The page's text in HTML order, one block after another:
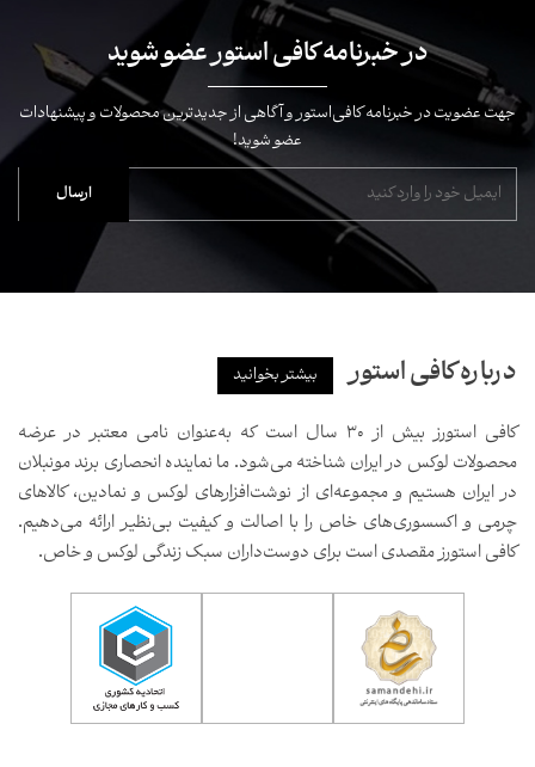
در خبرنامه کافی استور عضو شوید
جهت عضویت در خبرنامه کافی‌استور و آگاهی از جدیدترین محصولات و پیشنهادات
عضو شوید!
درباره کافی استور بیشتر بخوانید
کافی استورز بیش از ۳۰ سال است که به‌عنوان نامی معتبر در عرضه
محصولات لوکس در ایران شناخته می‌شود. ما نماینده انحصاری برند مونبلان
در ایران هستیم و مجموعه‌ای از نوشت‌افزارهای لوکس و نمادین، کالاهای
چرمی و اکسسوری‌های خاص را با اصالت و کیفیت بی‌نظیر ارائه می‌دهیم.
کافی استورز مقصدی است برای دوست‌داران سبک زندگی لوکس و خاص.